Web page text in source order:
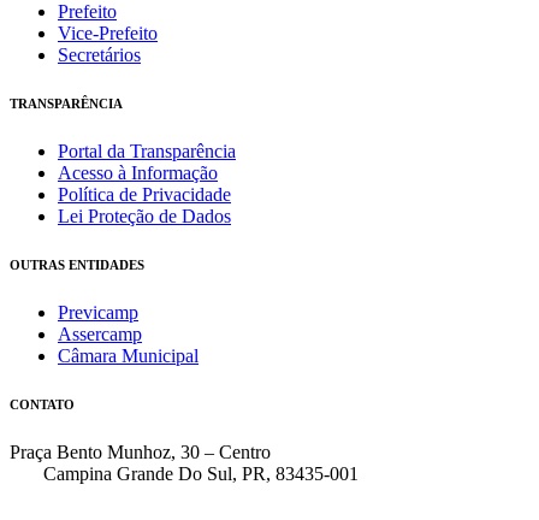
Prefeito
Vice-Prefeito
Secretários
TRANSPARÊNCIA
Portal da Transparência
Acesso à Informação
Política de Privacidade
Lei Proteção de Dados
OUTRAS ENTIDADES
Previcamp
Assercamp
Câmara Municipal
CONTATO
Praça Bento Munhoz, 30 – Centro
Campina Grande Do Sul, PR, 83435-001